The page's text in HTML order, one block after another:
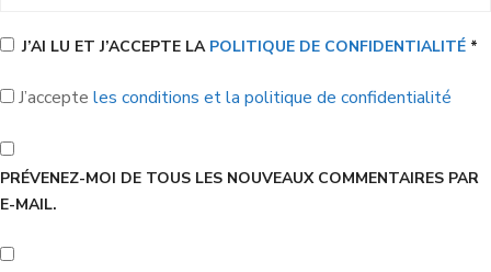
J’AI LU ET J’ACCEPTE LA POLITIQUE DE CONFIDENTIALITÉ *
J’accepte les conditions et la politique de confidentialité
PRÉVENEZ-MOI DE TOUS LES NOUVEAUX COMMENTAIRES PAR
E-MAIL.